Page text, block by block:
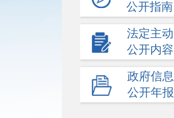
公开指南
法定主动
公开内容
政府信息
公开年报